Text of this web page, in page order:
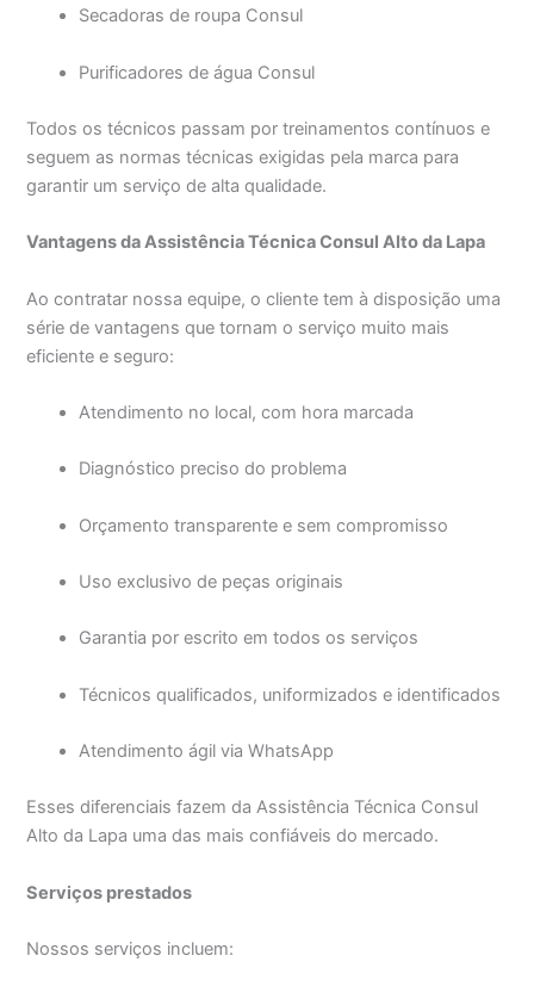
Secadoras de roupa Consul
Purificadores de água Consul
Todos os técnicos passam por treinamentos contínuos e
seguem as normas técnicas exigidas pela marca para
garantir um serviço de alta qualidade.
Vantagens da Assistência Técnica Consul Alto da Lapa
Ao contratar nossa equipe, o cliente tem à disposição uma
série de vantagens que tornam o serviço muito mais
eficiente e seguro:
Atendimento no local, com hora marcada
Diagnóstico preciso do problema
Orçamento transparente e sem compromisso
Uso exclusivo de peças originais
Garantia por escrito em todos os serviços
Técnicos qualificados, uniformizados e identificados
Atendimento ágil via WhatsApp
Esses diferenciais fazem da Assistência Técnica Consul
Alto da Lapa uma das mais confiáveis do mercado.
Serviços prestados
Nossos serviços incluem: